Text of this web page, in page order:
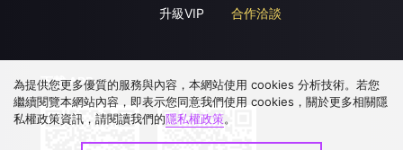
升級VIP
合作洽談
下載 APP
為提供您更多優質的服務與內容，本網站使用 cookies 分析技術。若您
繼續閱覽本網站內容，即表示您同意我們使用 cookies，關於更多相關隱
私權政策資訊，請閱讀我們的隱私權政策。